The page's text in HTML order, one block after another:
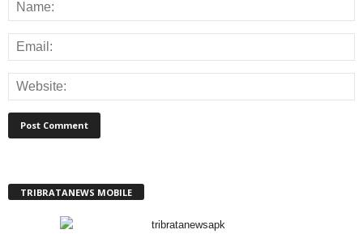
TRIBRATANEWS MOBILE